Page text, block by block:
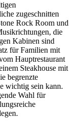
zugeschnitten
Rock Room und
die
Kabinen sind
für Familien mit
Hauptrestaurant
Steakhouse mit
begrenzte
wichtig sein kann.
Wahl für